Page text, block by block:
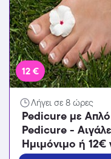
12 €
Λήγει σε 8 ώρες
Pedicure με
Pedicure -
Ημιμόνιμο ή